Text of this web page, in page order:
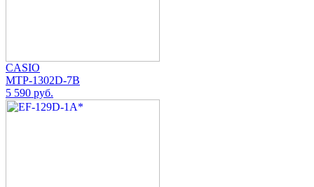
CASIO
MTP-1302D-7B
5 590 руб.